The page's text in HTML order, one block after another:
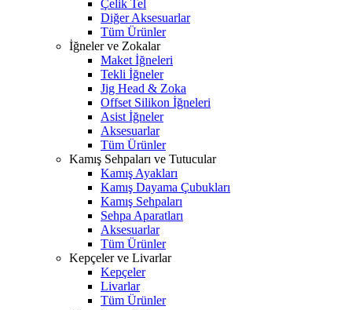
Çelik Tel
Diğer Aksesuarlar
Tüm Ürünler
İğneler ve Zokalar
Maket İğneleri
Tekli İğneler
Jig Head & Zoka
Offset Silikon İğneleri
Asist İğneler
Aksesuarlar
Tüm Ürünler
Kamış Sehpaları ve Tutucular
Kamış Ayakları
Kamış Dayama Çubukları
Kamış Sehpaları
Sehpa Aparatları
Aksesuarlar
Tüm Ürünler
Kepçeler ve Livarlar
Kepçeler
Livarlar
Tüm Ürünler